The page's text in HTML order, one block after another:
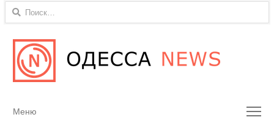
Найти:
Menu
Меню